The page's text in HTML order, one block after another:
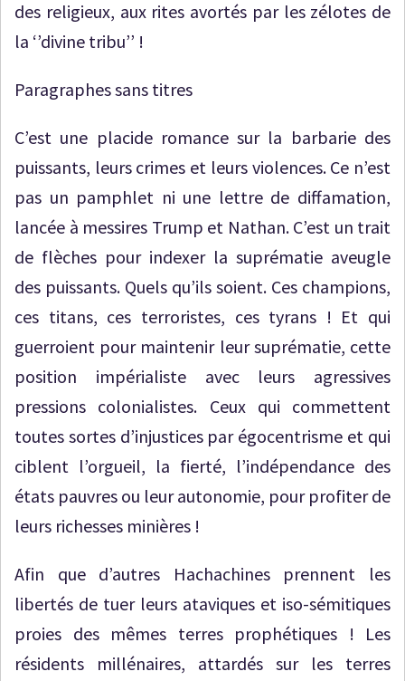
des religieux, aux rites avortés par les zélotes de
la ‘’divine tribu’’ !
Paragraphes sans titres
C’est une placide romance sur la barbarie des
puissants, leurs crimes et leurs violences. Ce n’est
pas un pamphlet ni une lettre de diffamation,
lancée à messires Trump et Nathan. C’est un trait
de flèches pour indexer la suprématie aveugle
des puissants. Quels qu’ils soient. Ces champions,
ces titans, ces terroristes, ces tyrans ! Et qui
guerroient pour maintenir leur suprématie, cette
position impérialiste avec leurs agressives
pressions colonialistes. Ceux qui commettent
toutes sortes d’injustices par égocentrisme et qui
ciblent l’orgueil, la fierté, l’indépendance des
états pauvres ou leur autonomie, pour profiter de
leurs richesses minières !
Afin que d’autres Hachachines prennent les
libertés de tuer leurs ataviques et iso-sémitiques
proies des mêmes terres prophétiques ! Les
résidents millénaires, attardés sur les terres